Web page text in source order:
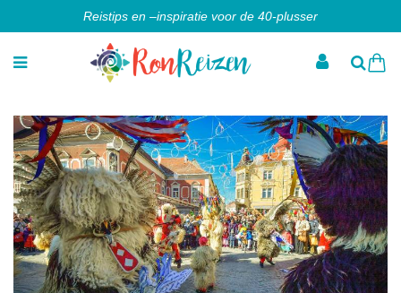
Reistips en –inspiratie voor de 40-plusser